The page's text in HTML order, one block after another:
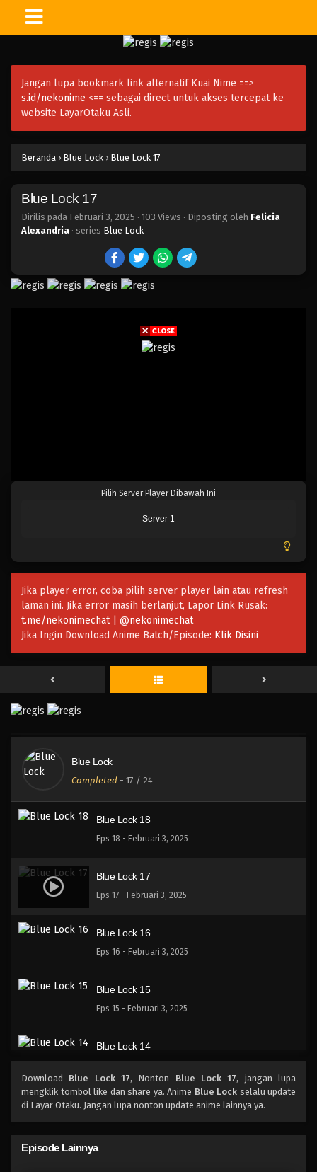
Jangan lupa bookmark link alternatif Kuai Nime ==>
s.id/nekonime <== sebagai direct untuk akses tercepat ke
website LayarOtaku Asli.
Beranda › Blue Lock › Blue Lock 17
Blue Lock 17
Dirilis pada Februari 3, 2025 · 103 Views · Diposting oleh Felicia
Alexandria · series Blue Lock
--Pilih Server Player Dibawah Ini--
Server 1
Jika player error, coba pilih server player lain atau refresh
laman ini. Jika error masih berlanjut, Lapor Link Rusak:
t.me/nekonimechat | @nekonimechat
Jika Ingin Download Anime Batch/Episode: Klik Disini
Blue Lock
Completed - 17 / 24
Blue Lock 24
Eps 24 - Februari 3, 2025
Blue Lock 22
Eps 22 - Februari 3, 2025
Eps 21 - Februari 3, 2025
Eps 19 - Februari 3, 2025
Blue Lock 18
Eps 18 - Februari 3, 2025
Blue Lock 17
Eps 17 - Februari 3, 2025
Blue Lock 16
Eps 16 - Februari 3, 2025
Blue Lock 15
Eps 15 - Februari 3, 2025
Blue Lock 14
Blue Lock 13
Eps 13 - Februari 3, 2025
Blue Lock 12
Download Blue Lock 17, Nonton Blue Lock 17, jangan lupa
mengklik tombol like dan share ya. Anime Blue Lock selalu update
di Layar Otaku. Jangan lupa nonton update anime lainnya ya.
Episode Lainnya